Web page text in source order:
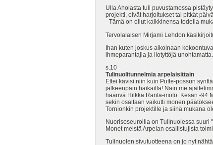
Ulla Aholasta tuli puvustamossa
projekti, eivät harjoitukset tai pitkät
- Tämä on ollut kaikkinensa todella
Tervolalaisen Mirjami Lehdon
Ihan kuten joskus aikoinaan
ihmeparantajia ja ilotyttöjä
s.10
Tulinuolitunnelmia arpelaisittain
Ettei kävisi niin kuin Putte-possun
jälkeenpäin haikailla! Näin me
häärivä Hilkka Ranta-mölö. Kesän -94
sekin osaltaan vaikutti monen
Tornionkin projektille ja siinä mukana
Nuorisoseuroilla on Tulinuolessa suuri
Monet meistä Arpelan osallistujista
Tulinuolen sivutuotteena on jo nyt